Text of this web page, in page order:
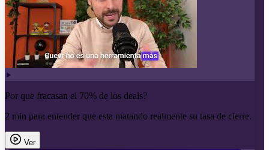
Por que fracasan el 70% de los deals?
2 min para entender que esta matando realmente su tasa de cierre.
Ver